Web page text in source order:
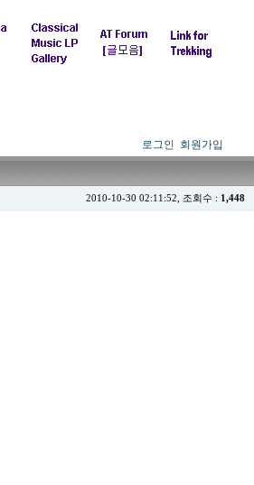
로그인 회원가입
2010-10-30 02:11:52, 조회수 : 1,448